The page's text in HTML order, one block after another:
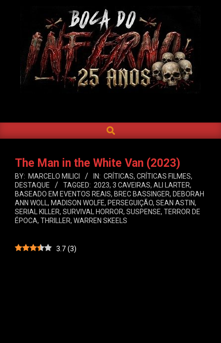
DO
INFERNO
Navigation
SEARCH
The Man in the White Van (2023)
BY: MARCELO MILICI IN: CRÍTICAS, CRÍTICAS FILMES,
DESTAQUE
TAGGED: 2023, 3 CAVEIRAS, ALI LARTER,
BASEADO EM EVENTOS REAIS, BREC BASSINGER, DEBORAH
ANN WOLL , MADISON WOLFE, PERSEGUIÇÃO, SEAN ASTIN,
SERIAL KILLER, SURVIVAL HORROR, SUSPENSE, TERROR DE
ÉPOCA, THRILLER, WARREN SKEELS
3.7 (3)